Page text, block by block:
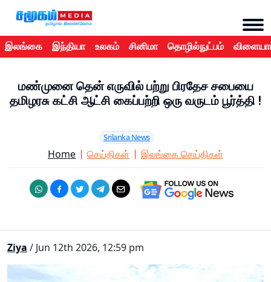
இலங்கை இந்தியா உலகம் சினிமா தொழில்நுட்பம்
மண்முனை தென் எருவில் பற்று பிரதேச சபையை
தமிழரசு கட்சி ஆட்சி கைப்பற்றி ஒரு வருடம் பூர்த்தி !
Srilanka News
Home செய்திகள் இலங்கை செய்திகள்
Ziya / Jun 12th 2026, 12:59 pm